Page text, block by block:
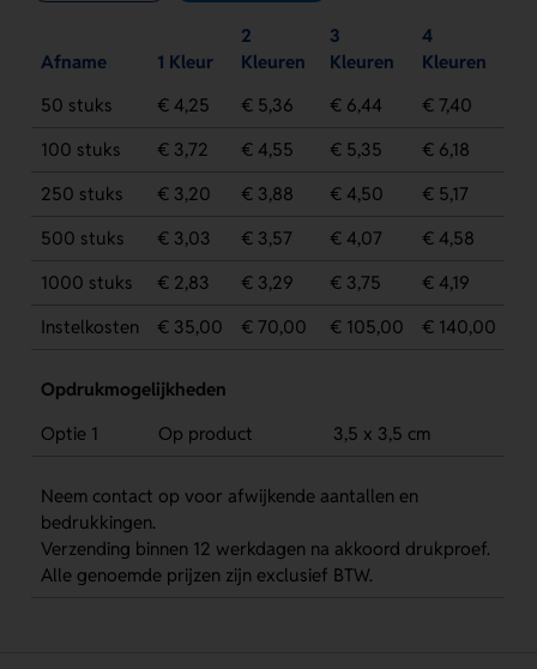
Afname 1 Kleur
2
Kleuren
3
Kleuren
4
Kleuren
50 stuks
€ 4,25 € 5,36 € 6,44
€ 7,40
100 stuks
€ 3,72 € 4,55 € 5,35
€ 6,18
250 stuks
€ 3,20 € 3,88 € 4,50
€ 5,17
500 stuks
€ 3,03 € 3,57 € 4,07
€ 4,58
1000 stuks
€ 2,83 € 3,29 € 3,75
€ 4,19
Instelkosten
€ 35,00 € 70,00 € 105,00 € 140,00
Opdrukmogelijkheden
Optie 1
Op product 3,5 x 3,5 cm
Neem contact op voor afwijkende aantallen en
bedrukkingen.
Verzending binnen 12 werkdagen na akkoord drukproef.
Alle genoemde prijzen zijn exclusief BTW.